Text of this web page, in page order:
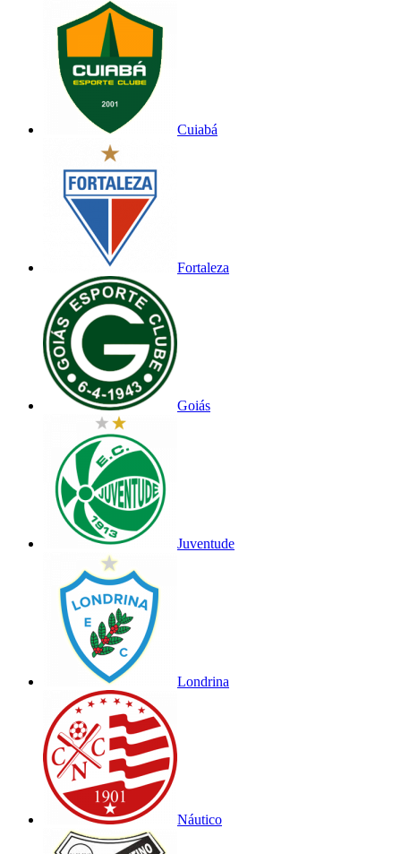
Cuiabá
Fortaleza
Goiás
Juventude
Londrina
Náutico